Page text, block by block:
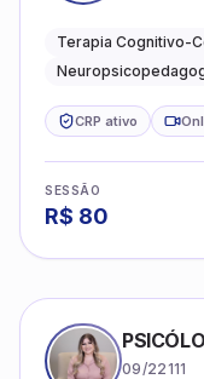
do
Terapia Cognitivo-
CRP ativo
SESSÃO
R$ 80
09/22111